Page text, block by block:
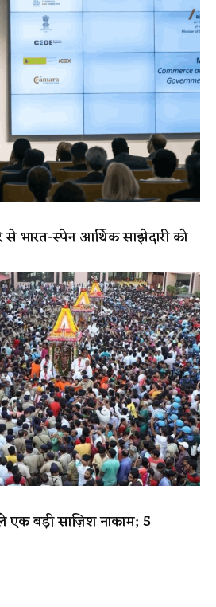
भारत-स्पेन आर्थिक साझेदारी को
एक बड़ी साज़िश नाकाम; 5